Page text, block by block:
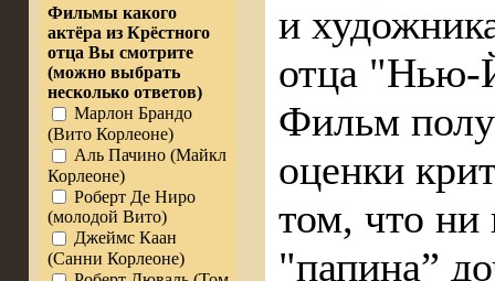
Фильмы какого
актёра из Крёстного
отца Вы смотрите
(можно выбрать
несколько ответов)
Марлон Брандо
(Вито Корлеоне)
Аль Пачино (Майкл
Корлеоне)
Роберт Де Ниро
(молодой Вито)
Джеймс Каан
(Санни Корлеоне)
и
отца "Нью-
Фильм
оценки
том, что ни
"папина”